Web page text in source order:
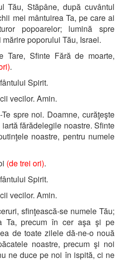
Tău, Stăpâne, după cuvântul
mei mântuirea Ta, pe care ai
popoarelor; lumină spre
poporului Tău, Israel.
Tare, Sfinte Fără de moarte,
.
Spirit.
vecilor. Amin.
spre noi. Doamne, curăţeşte
fărădelegile noastre. Sfinte
noastre, pentru numele
(de trei ori).
Spirit.
vecilor. Amin.
sfinţească-se numele Tău;
Ta, precum în cer aşa şi pe
de toate zilele dă-ne-o nouă
noastre, precum şi noi
ne duce pe noi în ispită, ci ne